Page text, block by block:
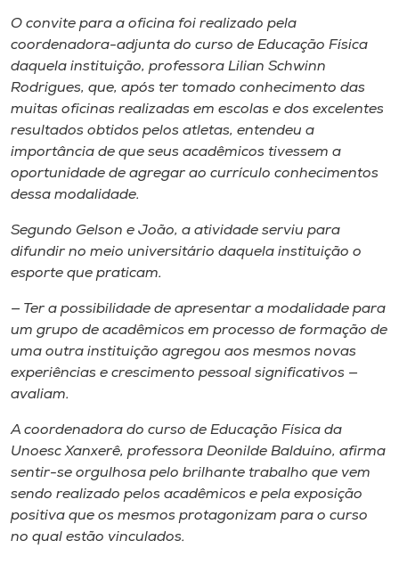
o idioma
O convite para a oficina foi realizado pela
coordenadora-adjunta do curso de Educação Física
daquela instituição, professora Lilian Schwinn
Rodrigues, que, após ter tomado conhecimento das
muitas oficinas realizadas em escolas e dos excelentes
resultados obtidos pelos atletas, entendeu a
importância de que seus acadêmicos tivessem a
oportunidade de agregar ao currículo conhecimentos
dessa modalidade.
Segundo Gelson e João, a atividade serviu para
difundir no meio universitário daquela instituição o
esporte que praticam.
— Ter a possibilidade de apresentar a modalidade para
um grupo de acadêmicos em processo de formação de
uma outra instituição agregou aos mesmos novas
experiências e crescimento pessoal significativos —
avaliam.
A coordenadora do curso de Educação Física da
Unoesc Xanxerê, professora Deonilde Balduíno, afirma
sentir-se orgulhosa pelo brilhante trabalho que vem
sendo realizado pelos acadêmicos e pela exposição
positiva que os mesmos protagonizam para o curso
no qual estão vinculados.